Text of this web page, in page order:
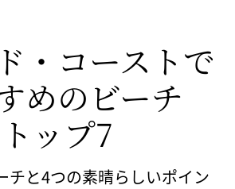
・​コーストで​
めの​ビーチ
トップ7
チと4つの素晴らしいポイン